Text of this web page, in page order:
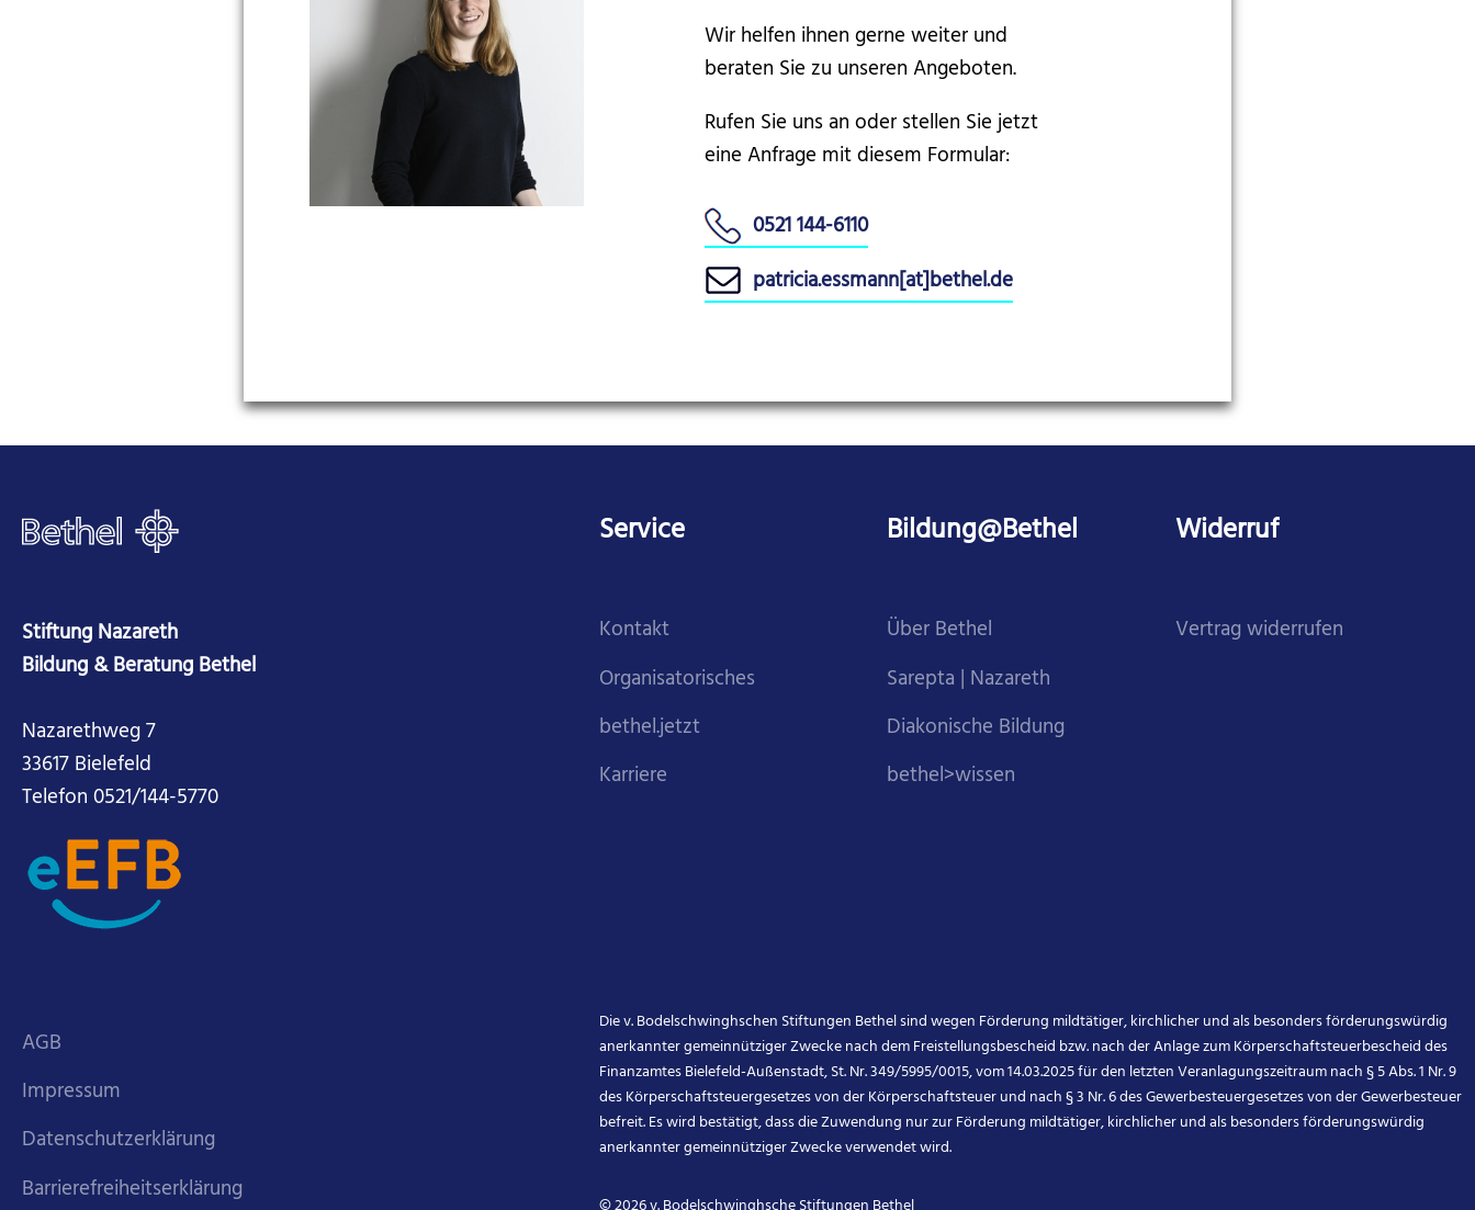
Wir helfen ihnen gerne weiter und
beraten Sie zu unseren Angeboten.
Rufen Sie uns an oder stellen Sie jetzt
eine Anfrage mit diesem Formular:
0521 144-6110
patricia.essmann[at]bethel.de
Stiftung Nazareth
Bildung & Beratung Bethel
Nazarethweg 7
33617 Bielefeld
Telefon 0521/144-5770
Service
Kontakt
Organisatorisches
bethel.jetzt
Karriere
Bildung@Bethel
Über Bethel
Sarepta | Nazareth
Diakonische Bildung
bethel>wissen
Widerruf
Vertrag widerrufen
AGB
Impressum
Datenschutzerklärung
Barrierefreiheitserklärung
Die v. Bodelschwinghschen Stiftungen Bethel sind wegen Förderung mildtätiger, kirchlicher und als besonders förderungswürdig
anerkannter gemeinnütziger Zwecke nach dem Freistellungsbescheid bzw. nach der Anlage zum Körperschaftsteuerbescheid des
Finanzamtes Bielefeld-Außenstadt, St. Nr. 349/5995/0015, vom 14.03.2025 für den letzten Veranlagungszeitraum nach § 5 Abs. 1 Nr. 9
des Körperschaftsteuergesetzes von der Körperschaftsteuer und nach § 3 Nr. 6 des Gewerbesteuergesetzes von der Gewerbesteuer
befreit. Es wird bestätigt, dass die Zuwendung nur zur Förderung mildtätiger, kirchlicher und als besonders förderungswürdig
anerkannter gemeinnütziger Zwecke verwendet wird.